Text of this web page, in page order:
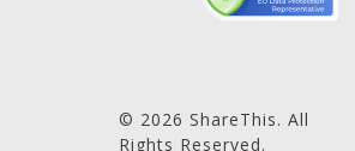
© 2026 ShareThis. All
Rights Reserved.